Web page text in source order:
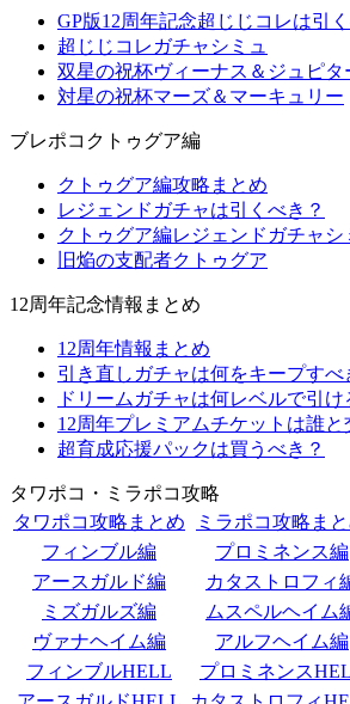
GP版12周年記念超じじコレは引
超じじコレガチャシミュ
双星の祝杯ヴィーナス＆ジュピタ
対星の祝杯マーズ＆マーキュリー
ブレポコクトゥグア編
クトゥグア編攻略まとめ
レジェンドガチャは引くべき？
クトゥグア編レジェンドガチャシ
旧焔の支配者クトゥグア
12周年記念情報まとめ
12周年情報まとめ
引き直しガチャは何をキープすべ
ドリームガチャは何レベルで引け
12周年プレミアムチケットは誰と
超育成応援パックは買うべき？
タワポコ・ミラポコ攻略
タワポコ攻略まとめ
ミラポコ攻略ま
フィンブル編
プロミネンス編
アースガルド編
カタストロフィ
ミズガルズ編
ムスペルヘイム
ヴァナヘイム編
アルフヘイム編
フィンブルHELL
プロミネンス